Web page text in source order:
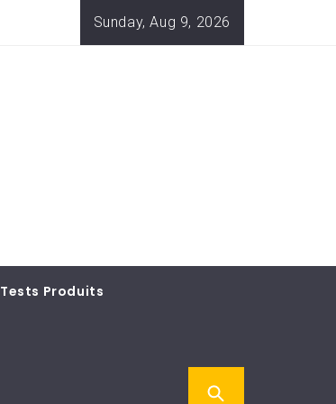
Sunday, Aug 9, 2026
Tests Produits